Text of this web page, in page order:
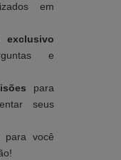
em
exclusivo
e
para
seus
para você